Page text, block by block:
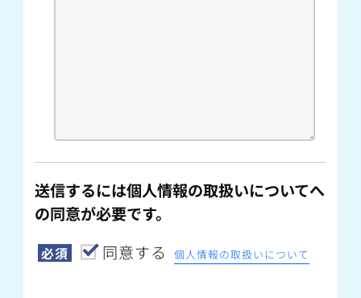
送信するには個人情報の取扱いについてへ
の同意が必要です。
必須 同意する 個人情報の取扱いについて